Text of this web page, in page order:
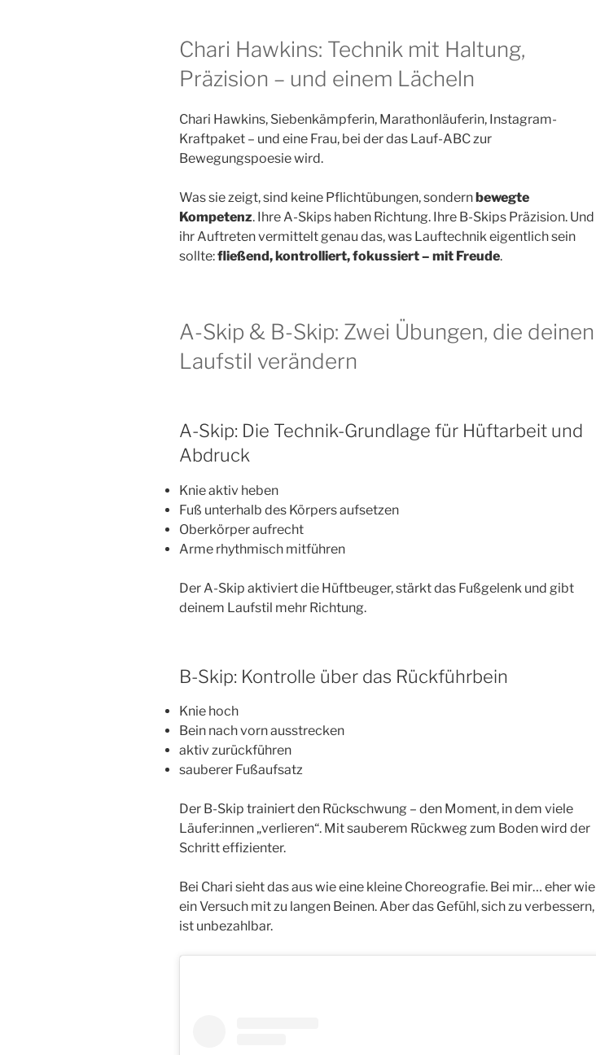
Chari Hawkins: Technik mit Haltung,
Präzision – und einem Lächeln
Chari Hawkins, Siebenkämpferin, Marathonläuferin, Instagram-
Kraftpaket – und eine Frau, bei der das Lauf-ABC zur
Bewegungspoesie wird.
Was sie zeigt, sind keine Pflichtübungen, sondernbewegte
Kompetenz. Ihre A-Skips haben Richtung. Ihre B-Skips Präzision. Und
ihr Auftreten vermittelt genau das, was Lauftechnik eigentlich sein
sollte:fließend, kontrolliert, fokussiert – mit Freude.
A-Skip & B-Skip: Zwei Übungen, die deinen
Laufstil verändern
A-Skip: Die Technik-Grundlage für Hüftarbeit und
Abdruck
Knie aktiv heben
Fuß unterhalb des Körpers aufsetzen
Oberkörper aufrecht
Arme rhythmisch mitführen
Der A-Skip aktiviert die Hüftbeuger, stärkt das Fußgelenk und gibt
deinem Laufstil mehr Richtung.
B-Skip: Kontrolle über das Rückführbein
Knie hoch
Bein nach vorn ausstrecken
aktiv zurückführen
sauberer Fußaufsatz
Der B-Skip trainiert den Rückschwung – den Moment, in dem viele
Läufer:innen „verlieren“. Mit sauberem Rückweg zum Boden wird der
Schritt effizienter.
Bei Chari sieht das aus wie eine kleine Choreografie. Bei mir… eher wie
ein Versuch mit zu langen Beinen. Aber das Gefühl, sich zu verbessern,
ist unbezahlbar.